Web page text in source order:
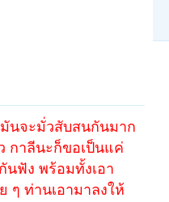
นจะมั่วสับสนกันมาก
กาลีนะก็ขอเป็นแค่
นฟัง พร้อมทั้งเอา
ๆ ท่านเอามาลงให้